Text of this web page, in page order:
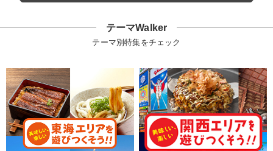
テーマWalker
テーマ別特集をチェック